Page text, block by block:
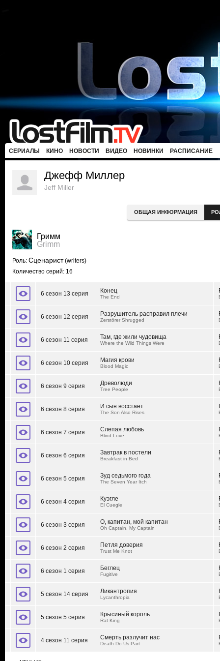
СЕРИАЛЫ КИНО НОВОСТИ ВИДЕО НОВИНКИ РАСПИСАНИЕ
Джефф Миллер
Jeff Miller
ОБЩАЯ ИНФОРМАЦИЯ
Гримм
Grimm
Роль: Сценарист(writers)
Количество серий: 16
6 сезон 13 серия Конец
The End
6 сезон 12 серия Разрушитель расправил плечи
Zerstörer Shrugged
6 сезон 11 серия Там, где жили чудовища
Where the Wild Things Were
6 сезон 10 серия Магия крови
Blood Magic
6 сезон 9 серия Древолюди
Tree People
6 сезон 8 серия И сын восстает
The Son Also Rises
6 сезон 7 серия Слепая любовь
Blind Love
6 сезон 6 серия Завтрак в постели
Breakfast in Bed
6 сезон 5 серия Зуд седьмого года
The Seven Year Itch
6 сезон 4 серия Куэгле
El Cuegle
6 сезон 3 серия О, капитан, мой капитан
Oh Captain, My Captain
6 сезон 2 серия Петля доверия
Trust Me Knot
6 сезон 1 серия Беглец
Fugitive
5 сезон 14 серия Ликантропия
Lycanthropia
5 сезон 5 серия Крысиный король
Rat King
4 сезон 11 серия Смерть разлучит нас
Death Do Us Part